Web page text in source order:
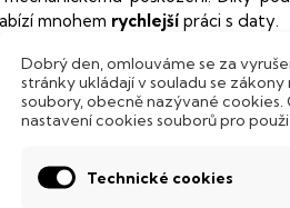
mnohem rychlejší práci s daty.
klávesnice
systém úsporných LED
noci, stále však decentně, aby
frekvence 144 Hz
Dobrý den, omlouváme se za
stránky ukládají v souladu se zákony
soubory, obecně nazývané cookies.
nastavení cookies souborů pro
Technické cookies